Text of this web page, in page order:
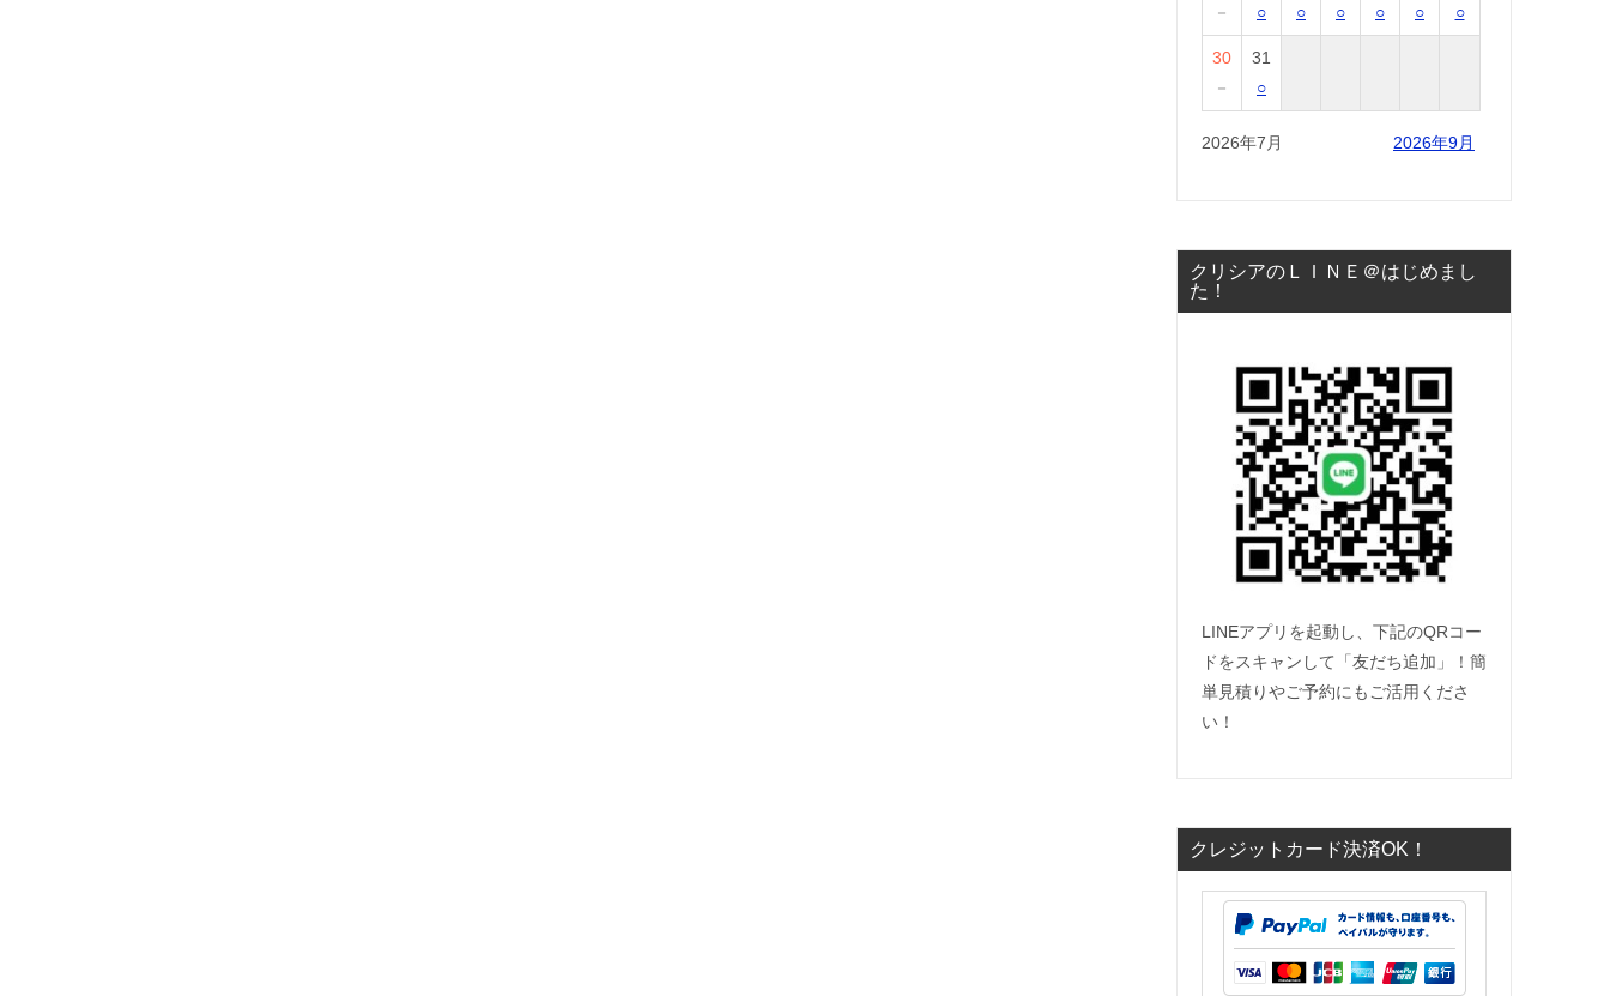
－
○
○
○
○
○
○
30
－
31
○
2026年7月 2026年9月
クリシアのＬＩＮＥ＠はじめまし
た！
LINEアプリを起動し、下記のQRコー
ドをスキャンして「友だち追加」！簡
単見積りやご予約にもご活用くださ
い！
クレジットカード決済OK！